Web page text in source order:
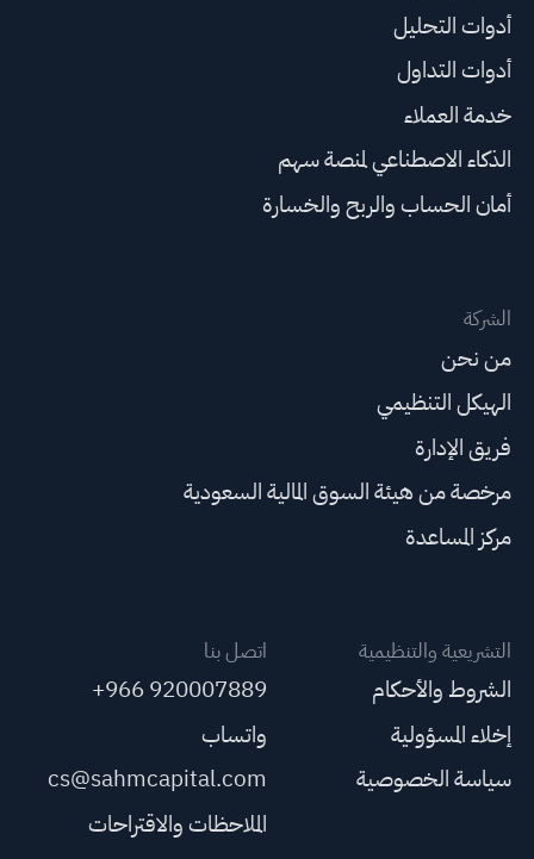
أدوات التحليل
أدوات التداول
خدمة العملاء
الذكاء الاصطناعي لمنصة سهم
أمان الحساب والربح والخسارة
الشركة
من نحن
الهيكل التنظيمي
فريق الإدارة
مرخصة من هيئة السوق المالية السعودية
مركز المساعدة
التشريعية والتنظيمية
الشروط والأحكام
إخلاء المسؤولية
سياسة الخصوصية
اتصل بنا
+966 920007889
واتساب
cs@sahmcapital.com
الملاحظات والاقتراحات